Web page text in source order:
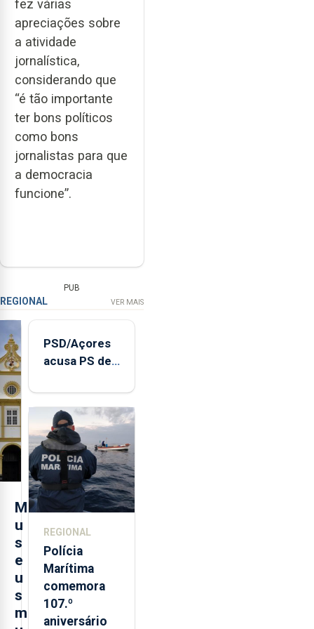
fez várias
apreciações sobre
a atividade
jornalística,
considerando que
“é tão importante
ter bons políticos
como bons
jornalistas para que
a democracia
funcione”.
PUB
REGIONAL VER MAIS
M
u
s
e
u
s
m
PSD/Açores
acusa PS de
contraditória"
sobre
evolução
turística
REGIONAL
Polícia
Marítima
comemora
107.º
aniversário